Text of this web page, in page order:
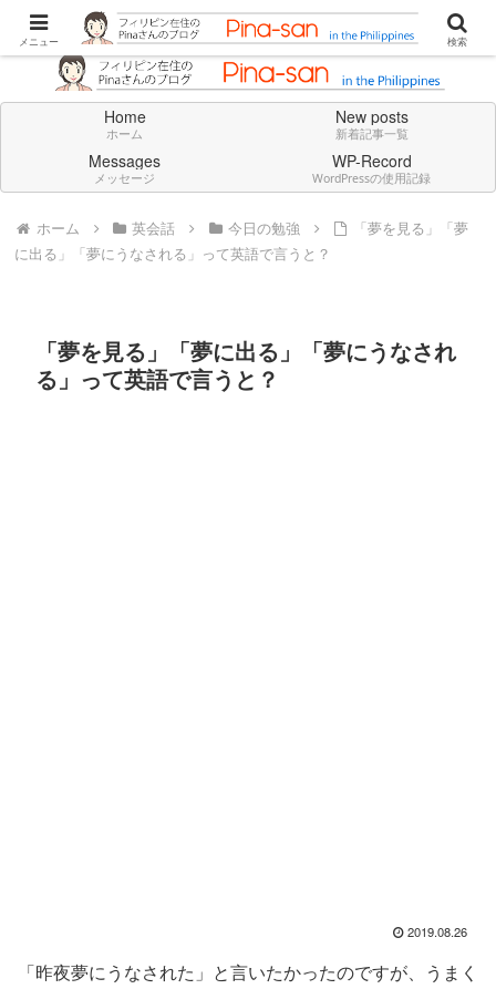
Don't think deeply. Feel always in English.
Home
ホーム
New posts
新着記事一覧
Messages
メッセージ
WP-Record
WordPressの使用記録
ホーム 英会話 今日の勉強
「夢を見る」「夢
に出る」「夢にうなされる」って英語で言うと？
「夢を見る」「夢に出る」「夢にうなされ
る」って英語で言うと？
2019.08.26
「昨夜夢にうなされた」と言いたかったのですが、うまく
メニュー 検索